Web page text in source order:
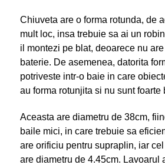
Chiuveta are o forma rotunda, de
mult loc, insa trebuie sa ai un
il montezi pe blat, deoarece nu
baterie. De asemenea, datorita
potriveste intr-o baie in care
au forma rotunjita si nu sunt foarte
Aceasta are diametru de 38cm,
baile mici, in care trebuie sa
are orificiu pentru supraplin, iar
are diametru de 4.45cm. Lavoarul